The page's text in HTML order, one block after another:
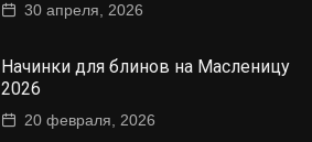
30 апреля, 2026
Начинки для блинов на Масленицу
2026
20 февраля, 2026